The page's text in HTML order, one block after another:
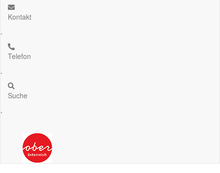
Kontakt
.
Telefon
.
Suche
.